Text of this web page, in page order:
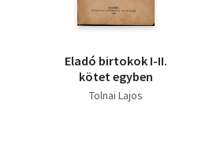
Eladó birtokok I-II.
kötet egyben
Tolnai Lajos